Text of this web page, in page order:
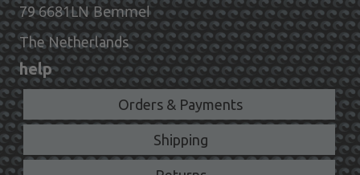
79 6681LN Bemmel
The Netherlands
help
Orders & Payments
Shipping